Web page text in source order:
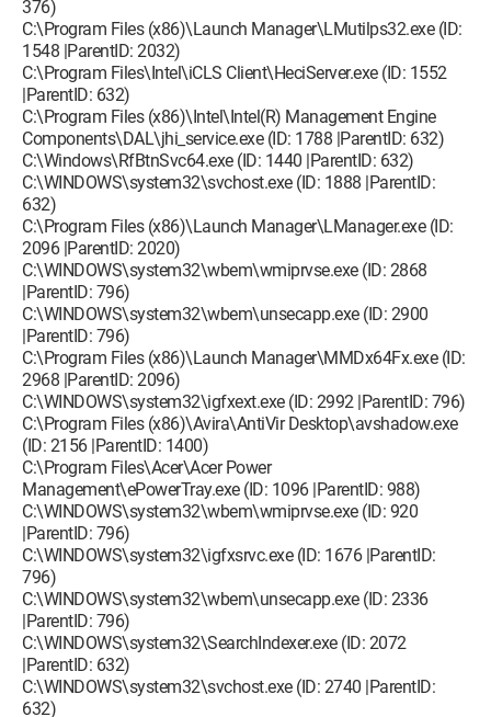
376)
C:\Program Files (x86)\Launch Manager\LMutilps32.exe (ID:
1548 |ParentID: 2032)
C:\Program Files\Intel\iCLS Client\HeciServer.exe (ID: 1552
|ParentID: 632)
C:\Program Files (x86)\Intel\Intel(R) Management Engine
Components\DAL\jhi_service.exe (ID: 1788 |ParentID: 632)
C:\Windows\RfBtnSvc64.exe (ID: 1440 |ParentID: 632)
C:\WINDOWS\system32\svchost.exe (ID: 1888 |ParentID:
632)
C:\Program Files (x86)\Launch Manager\LManager.exe (ID:
2096 |ParentID: 2020)
C:\WINDOWS\system32\wbem\wmiprvse.exe (ID: 2868
|ParentID: 796)
C:\WINDOWS\system32\wbem\unsecapp.exe (ID: 2900
|ParentID: 796)
C:\Program Files (x86)\Launch Manager\MMDx64Fx.exe (ID:
2968 |ParentID: 2096)
C:\WINDOWS\system32\igfxext.exe (ID: 2992 |ParentID: 796)
C:\Program Files (x86)\Avira\AntiVir Desktop\avshadow.exe
(ID: 2156 |ParentID: 1400)
C:\Program Files\Acer\Acer Power
Management\ePowerTray.exe (ID: 1096 |ParentID: 988)
C:\WINDOWS\system32\wbem\wmiprvse.exe (ID: 920
|ParentID: 796)
C:\WINDOWS\system32\igfxsrvc.exe (ID: 1676 |ParentID:
796)
C:\WINDOWS\system32\wbem\unsecapp.exe (ID: 2336
|ParentID: 796)
C:\WINDOWS\system32\SearchIndexer.exe (ID: 2072
|ParentID: 632)
C:\WINDOWS\system32\svchost.exe (ID: 2740 |ParentID:
632)